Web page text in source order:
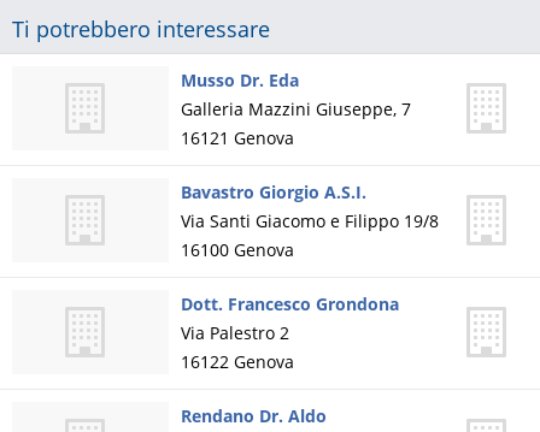
Ti potrebbero interessare
Musso Dr. Eda
Galleria Mazzini Giuseppe, 7
16121 Genova
Bavastro Giorgio A.S.I.
Via Santi Giacomo e Filippo 19/8
16100 Genova
Dott. Francesco Grondona
Via Palestro 2
16122 Genova
Rendano Dr. Aldo